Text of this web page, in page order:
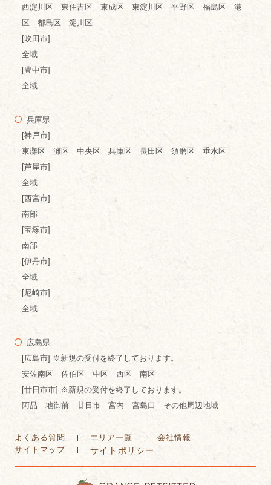
西淀川区 東住吉区 東成区 東淀川区 平野区 福島区 港
区 都島区 淀川区
[吹田市]
全域
[豊中市]
全域
兵庫県
[神戸市]
東灘区 灘区 中央区 兵庫区 長田区 須磨区 垂水区
[芦屋市]
全域
[西宮市]
南部
[宝塚市]
南部
[伊丹市]
全域
[尼崎市]
全域
広島県
[広島市] ※新規の受付を終了しております。
安佐南区 佐伯区 中区 西区 南区
[廿日市市] ※新規の受付を終了しております。
阿品 地御前 廿日市 宮内 宮島口 その他周辺地域
よくある質問 エリア一覧
会社情報
サイトマップ
サイトポリシー